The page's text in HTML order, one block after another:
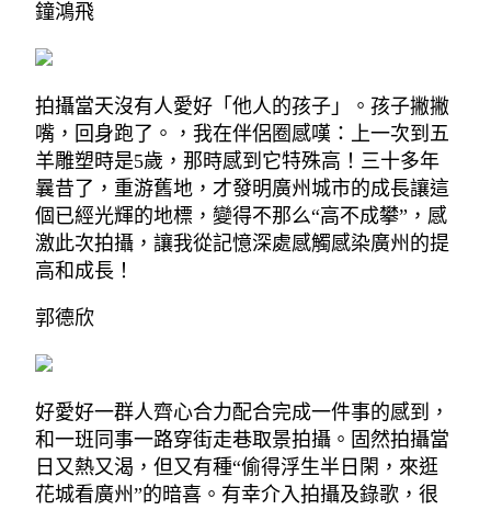
鐘鴻飛
拍攝當天沒有人愛好「他人的孩子」。孩子撇撇
嘴，回身跑了。，我在伴侶圈感嘆：上一次到五
羊雕塑時是5歲，那時感到它特殊高！三十多年
曩昔了，重游舊地，才發明廣州城市的成長讓這
個已經光輝的地標，變得不那么“高不成攀”，感
激此次拍攝，讓我從記憶深處感觸感染廣州的提
高和成長！
郭德欣
好愛好一群人齊心合力配合完成一件事的感到，
和一班同事一路穿街走巷取景拍攝。固然拍攝當
日又熱又渴，但又有種“偷得浮生半日閑，來逛
花城看廣州”的暗喜。有幸介入拍攝及錄歌，很